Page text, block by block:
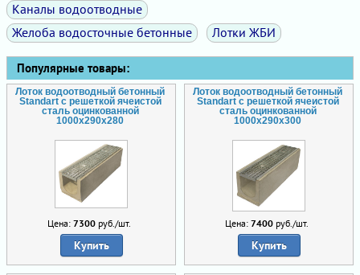
Каналы водоотводные
Желоба водосточные бетонные
Лотки ЖБИ
Популярные товары:
Лоток водоотводный бетонный
Standart с решеткой ячеистой
сталь оцинкованной
1000x290x280
Цена: 7300 руб./шт.
Купить
Лоток водоотводный бетонный
Standart с решеткой ячеистой
сталь оцинкованной
1000x290x300
Цена: 7400 руб./шт.
Купить